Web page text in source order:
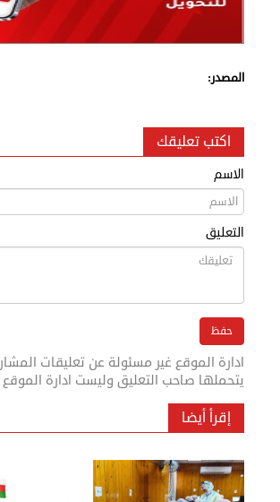
المصدر:
اكتب تعليقك
الاسم
التعليق
ادارة الموقع غير مسئولة عن تعليقات
يتحملها صاحب التعليق وليست ادارة الموقع
إقرأ أيضا